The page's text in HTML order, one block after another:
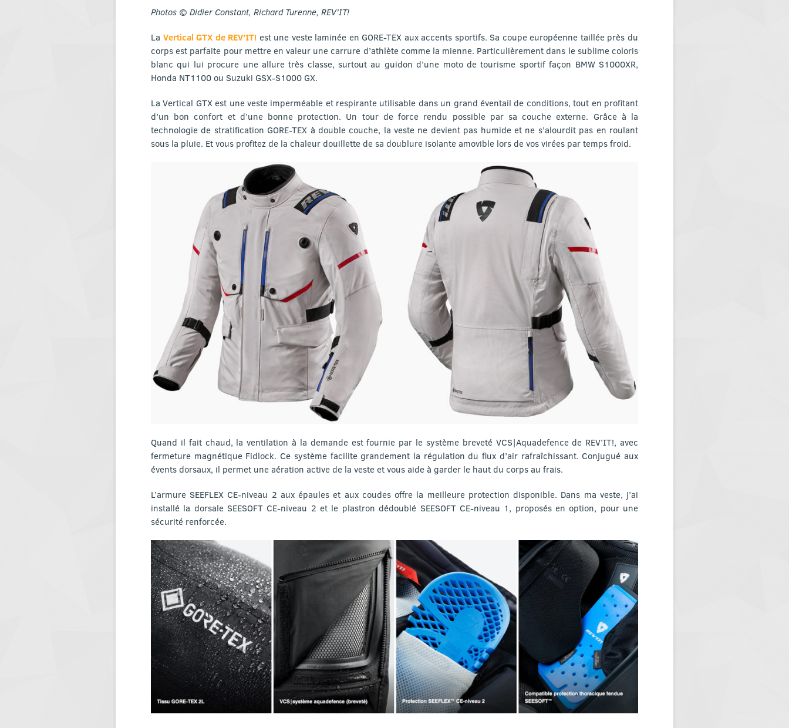
Photos © Didier Constant, Richard Turenne, REV’IT!
La Vertical GTX de REV’IT! est une veste laminée en GORE-TEX aux accents sportifs. Sa coupe européenne taillée près du
corps est parfaite pour mettre en valeur une carrure d’athlète comme la mienne. Particulièrement dans le sublime coloris
blanc qui lui procure une allure très classe, surtout au guidon d’une moto de tourisme sportif façon BMW S1000XR,
Honda NT1100 ou Suzuki GSX-S1000 GX.
La Vertical GTX est une veste imperméable et respirante utilisable dans un grand éventail de conditions, tout en profitant
d’un bon confort et d’une bonne protection. Un tour de force rendu possible par sa couche externe. Grâce à la
technologie de stratification GORE-TEX à double couche, la veste ne devient pas humide et ne s’alourdit pas en roulant
sous la pluie. Et vous profitez de la chaleur douillette de sa doublure isolante amovible lors de vos virées par temps froid.
Quand il fait chaud, la ventilation à la demande est fournie par le système breveté VCS|Aquadefence de REV’IT!, avec
fermeture magnétique Fidlock. Ce système facilite grandement la régulation du flux d’air rafraîchissant. Conjugué aux
évents dorsaux, il permet une aération active de la veste et vous aide à garder le haut du corps au frais.
L’armure SEEFLEX CE-niveau 2 aux épaules et aux coudes offre la meilleure protection disponible. Dans ma veste, j’ai
installé la dorsale SEESOFT CE-niveau 2 et le plastron dédoublé SEESOFT CE-niveau 1, proposés en option, pour une
sécurité renforcée.